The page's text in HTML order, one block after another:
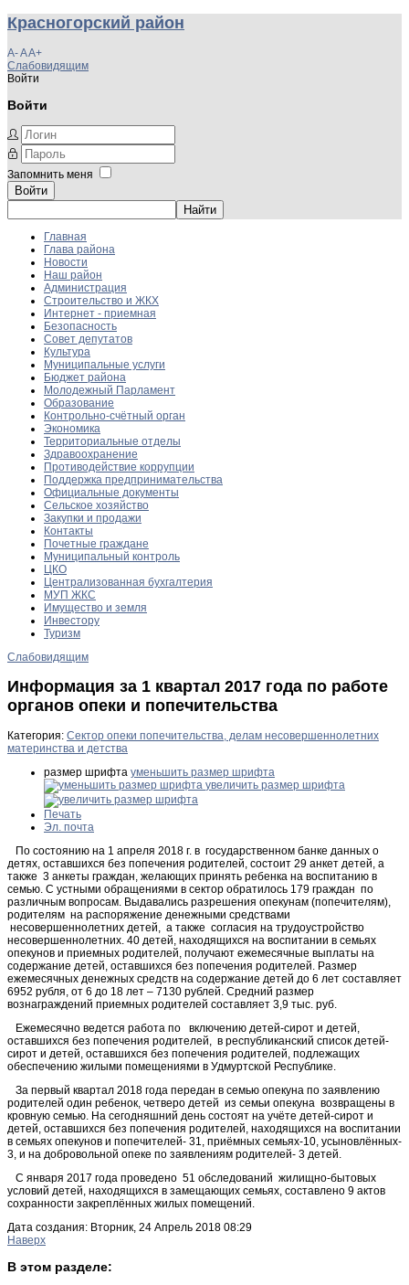
Красногорский район
A-AA+
Слабовидящим
Войти
Войти
Запомнить меня
Войти
Главная
Глава района
Новости
Наш район
Администрация
Строительство и ЖКХ
Интернет - приемная
Безопасность
Совет депутатов
Культура
Муниципальные услуги
Бюджет района
Молодежный Парламент
Образование
Контрольно-счётный орган
Экономика
Территориальные отделы
Здравоохранение
Противодействие коррупции
Поддержка предпринимательства
Официальные документы
Сельское хозяйство
Закупки и продажи
Контакты
Почетные граждане
Муниципальный контроль
ЦКО
Централизованная бухгалтерия
МУП ЖКС
Имущество и земля
Инвестору
Туризм
Слабовидящим
Информация за 1 квартал 2017 года по работе
органов опеки и попечительства
Категория: Сектор опеки попечительства, делам несовершеннолетних
материнства и детства
размер шрифта уменьшить размер шрифта
увеличить размер шрифта
Печать
Эл. почта
По состоянию на 1 апреля 2018 г. в государственном банке данных о
детях, оставшихся без попечения родителей, состоит 29 анкет детей, а
также 3 анкеты граждан, желающих принять ребенка на воспитанию в
семью. С устными обращениями в сектор обратилось 179 граждан по
различным вопросам. Выдавались разрешения опекунам (попечителям),
родителям на распоряжение денежными средствами
несовершеннолетних детей, а также согласия на трудоустройство
несовершеннолетних. 40 детей, находящихся на воспитании в семьях
опекунов и приемных родителей, получают ежемесячные выплаты на
содержание детей, оставшихся без попечения родителей. Размер
ежемесячных денежных средств на содержание детей до 6 лет составляет
6952 рубля, от 6 до 18 лет – 7130 рублей. Средний размер
вознаграждений приемных родителей составляет 3,9 тыс. руб.
Ежемесячно ведется работа по включению детей-сирот и детей,
оставшихся без попечения родителей, в республиканский список детей-
сирот и детей, оставшихся без попечения родителей, подлежащих
обеспечению жилыми помещениями в Удмуртской Республике.
За первый квартал 2018 года передан в семью опекуна по заявлению
родителей один ребенок, четверо детей из семьи опекуна возвращены в
кровную семью. На сегодняшний день состоят на учёте детей-сирот и
детей, оставшихся без попечения родителей, находящихся на воспитании
в семьях опекунов и попечителей- 31, приёмных семьях-10, усыновлённых-
3, и на добровольной опеке по заявлениям родителей- 3 детей.
С января 2017 года проведено 51 обследований жилищно-бытовых
условий детей, находящихся в замещающих семьях, составлено 9 актов
сохранности закреплённых жилых помещений.
Дата создания: Вторник, 24 Апрель 2018 08:29
Наверх
В этом разделе: